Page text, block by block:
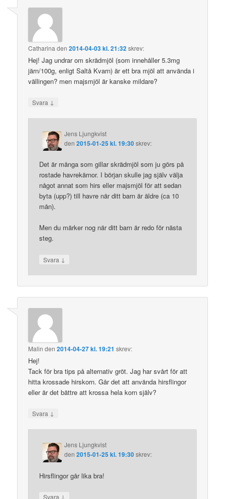
Catharina den2014-04-03 kl. 21:32skrev:
Hej! Jag undrar om skrädmjöl (som innehåller 5.3mg
järn/100g, enligt Saltå Kvarn) är ett bra mjöl att använda i
vällingen? men majsmjöl är kanske mildare?
Svara ↓
Jens Ljungkvist
den2015-01-25 kl. 19:30skrev:
Det är många som gillar skrädmjöl som ju görs på
rostade havrekärnor. I början skulle jag själv välja
något annat som hirs eller majsmjöl för att sedan
byta (upp?) till havre när ditt barn är äldre (ca 10
mån).
Men du märker nog när ditt barn är redo för nästa
steg.
Svara ↓
Malin den2014-04-27 kl. 19:21 skrev:
Hej!
Tack för bra tips på alternativ gröt. Jag har svårt för att
hitta krossade hirskorn. Går det att använda hirsflingor
eller är det bättre att krossa hela korn själv?
Svara ↓
Jens Ljungkvist
den2015-01-25 kl. 19:30skrev:
Hirsflingor går lika bra!
Svara ↓